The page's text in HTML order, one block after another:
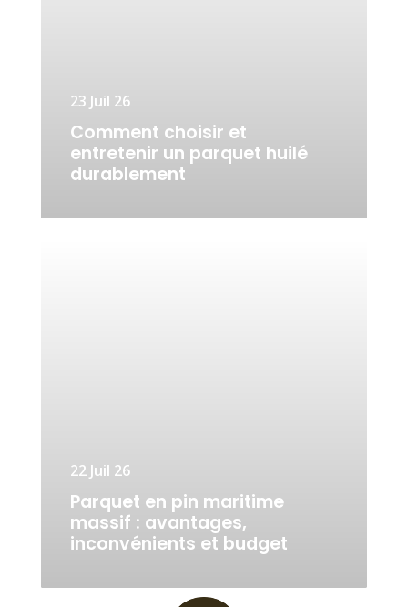
23 Juil 26
Comment choisir et
entretenir un parquet huilé
durablement
22 Juil 26
Parquet en pin maritime
massif : avantages,
inconvénients et budget